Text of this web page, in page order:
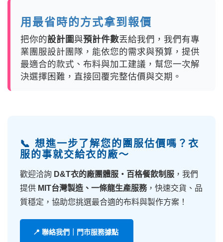
用最省時的方式拿到報價
把你的設計圖與預計件數丟給我們，我們有專
業團服設計團隊，能依您的需求與預算，提供
最適合的款式、布料與加工建議，幫您一次解
決選擇困難，直接回覆完整估價與交期。
📞 想進一步了解您的團服估價嗎？衣
服的事就交給衣的廠～
歡迎洽詢 D&T衣的廠團體服・百格餐飲制服 ，我們
提供 MIT台灣製造、一條龍生產服務，快速交貨、品
質穩定，協助您挑選最合適的布料與製作方案！
📍 聯絡我們｜門市服務據點